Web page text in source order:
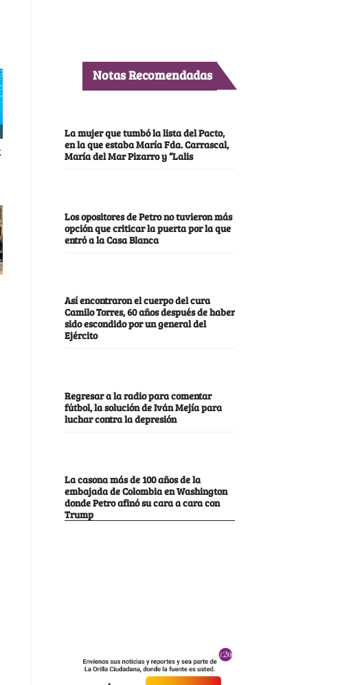
Notas Recomendadas
La mujer que tumbó la lista del Pacto,
en la que estaba María Fda. Carrascal,
María del Mar Pizarro y “Lalis
Los opositores de Petro no tuvieron más
opción que criticar la puerta por la que
entró a la Casa Blanca
Así encontraron el cuerpo del cura
Camilo Torres, 60 años después de haber
sido escondido por un general del
Ejército
Regresar a la radio para comentar
fútbol, la solución de Iván Mejía para
luchar contra la depresión
La casona más de 100 años de la
embajada de Colombia en Washington
donde Petro afinó su cara a cara con
Trump